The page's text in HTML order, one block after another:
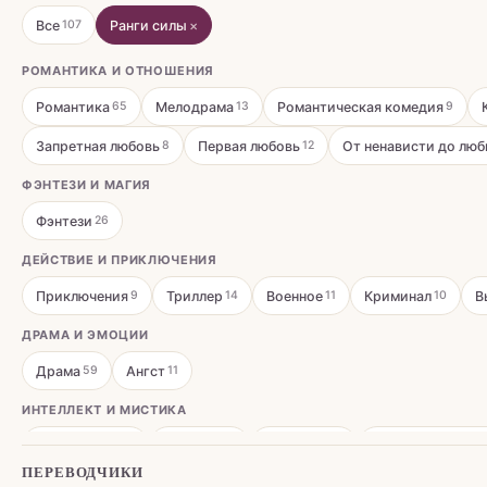
Все107 Ранги силы ×
РОМАНТИКА И ОТНОШЕНИЯ
Романтика65 Мелодрама13 Романтическая комедия9
Запретная любовь8 Первая любовь12 От ненависти до
ФЭНТЕЗИ И МАГИЯ
Фэнтези 26
ДЕЙСТВИЕ И ПРИКЛЮЧЕНИЯ
Приключения9 Триллер 14 Военное11 Криминал10
ДРАМА И ЭМОЦИИ
Драма 59 Ангст11
ИНТЕЛЛЕКТ И МИСТИКА
Психология34 Мистика11 Детектив12
ПЕРЕВОДЧИКИ